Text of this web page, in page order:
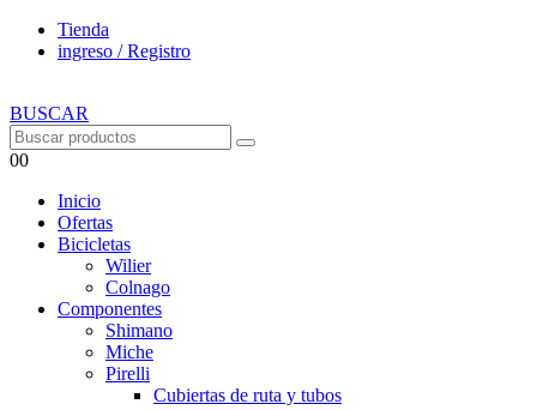
Tienda
ingreso / Registro
BUSCAR
00
Inicio
Ofertas
Bicicletas
Wilier
Colnago
Componentes
Shimano
Miche
Pirelli
Cubiertas de ruta y tubos